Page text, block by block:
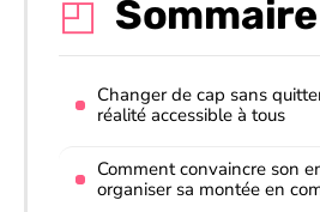
Sommaire
Changer de cap sans
réalité accessible à tous
Comment convaincre son
organiser sa montée en